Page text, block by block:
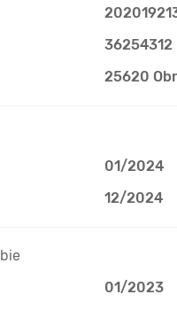
36254312
25620
01/2024
12/2024
01/2023